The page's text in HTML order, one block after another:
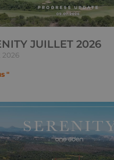
JUILLET 2026
2026
"